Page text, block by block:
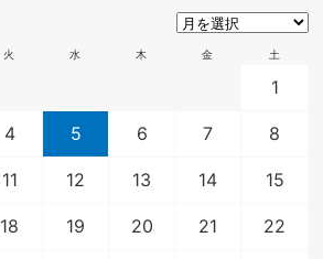
火 水 木 金 土
1
4 5 6 7 8
11 12 13 14 15
18 19 20 21 22